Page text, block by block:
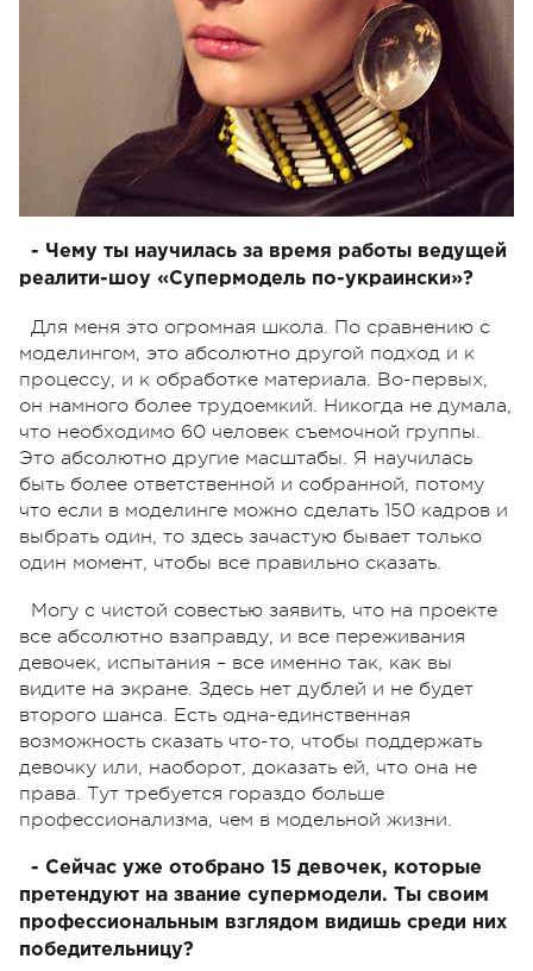
- Чему ты научилась за время работы ведущей
реалити-шоу «Супермодель по-украински»?
Для меня это огромная школа. По сравнению с
моделингом, это абсолютно другой подход и к
процессу, и к обработке материала. Во-первых,
он намного более трудоемкий. Никогда не думала,
что необходимо 60 человек съемочной группы.
Это абсолютно другие масштабы. Я научилась
быть более ответственной и собранной, потому
что если в моделинге можно сделать 150 кадров и
выбрать один, то здесь зачастую бывает только
один момент, чтобы все правильно сказать.
Могу с чистой совестью заявить, что на проекте
все абсолютно взаправду, и все переживания
девочек, испытания – все именно так, как вы
видите на экране. Здесь нет дублей и не будет
второго шанса. Есть одна-единственная
возможность сказать что-то, чтобы поддержать
девочку или, наоборот, доказать ей, что она не
права. Тут требуется гораздо больше
профессионализма, чем в модельной жизни.
- Сейчас уже отобрано 15 девочек, которые
претендуют на звание супермодели. Ты своим
профессиональным взглядом видишь среди них
победительницу?